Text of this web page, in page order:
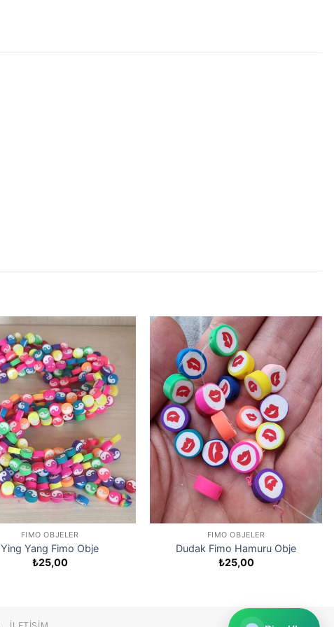
FIMO OBJELER
Ying Yang Fimo Obje
₺25,00
FIMO OBJELER
Dudak Fimo Hamuru Obje
₺25,00